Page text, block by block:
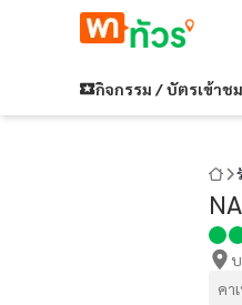
กิจกรรม / บัตรเข้าชม
คา